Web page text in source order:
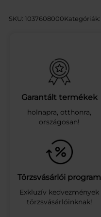
R
P
T
O
T
H
O
T
I
S
Z
T
Í
T
SKU: 1037608000Kategóriák:
Garantált termékek
holnapra, otthonra,
országosan!
Törzsvásárlói program
Exkluzív kedvezmények
törzsvásárlóinknak!